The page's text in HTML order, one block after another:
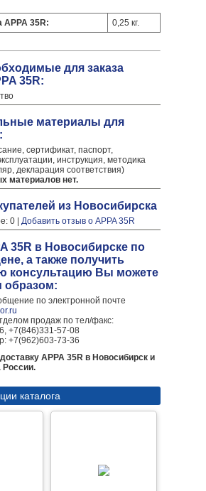
APPA 35R: 0,25 кг.
для заказа
35R:
материалы для
сертификат, паспорт,
инструкция, методика
декларация соответствия)
материалов нет.
из Новосибирска
0 | Добавить отзыв о APPA 35R
35R в Новосибирске по
а также получить
консультацию Вы можете
по электронной почте
продаж по тел/факс:
+7(846)331-57-08
+7(962)603-73-36
APPA 35R в Новосибирск и
России.
каталога